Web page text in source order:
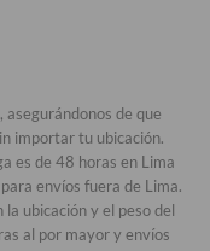
asegurándonos de que
importar tu ubicación.
es de 48 horas en Lima
envíos fuera de Lima.
ubicación y el peso del
al por mayor y envíos